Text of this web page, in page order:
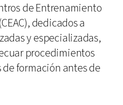
de Entrenamiento
dedicados a
y especializadas,
procedimientos
formación antes de